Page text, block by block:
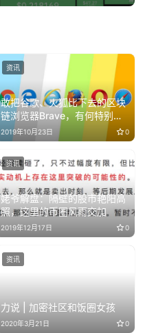
敢把谷歌、火狐比下去的区块
链浏览器Brave，有何特别之
处？
2019年10月23日 0
资讯
姥爷解盘：​隔壁的股市艳阳高
照，这里的币圈风雨交加
2019年12月17日 0
资讯
力说 | 加密社区和饭圈女孩
2020年3月21日 0
资讯